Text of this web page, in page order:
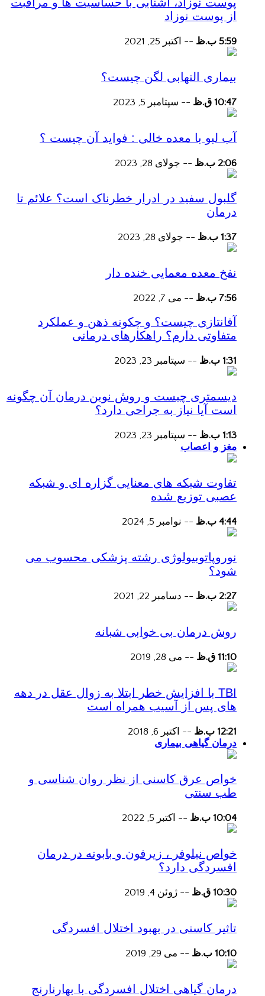
از پوست نوزاد
5:59 ب.ظ -- اکتبر 25, 2021
بیماری التهابی لگن چیست؟
10:47 ق.ظ -- سپتامبر 5, 2023
آب لبو با معده خالی : فواید آن چیست ؟
2:06 ب.ظ -- جولای 28, 2023
گلبول سفید در ادرار خطرناک است؟ علائم تا
درمان
1:37 ب.ظ -- جولای 28, 2023
نفخ معده معمایی خنده دار
7:56 ب.ظ -- می 7, 2022
آفانتازی چیست؟ و چکونه ذهن و عملکرد
متفاوتی دارم؟ راهکارهای درمانی
1:31 ب.ظ -- سپتامبر 23, 2023
دیسمتری چیست و روش نوین درمان آن چگونه
است آیا نیاز به جراحی دارد؟
1:13 ب.ظ -- سپتامبر 23, 2023
مغز و اعصاب
تفاوت شبکه های معنایی گزاره ای و شبکه
عصبی توزیع شده
4:44 ب.ظ -- نوامبر 5, 2024
نوروپاتوبیولوژی رشته پزشکی محسوب می
شود؟
2:27 ب.ظ -- دسامبر 22, 2021
روش درمان بی خوابی شبانه
11:10 ق.ظ -- می 28, 2019
TBI با افزایش خطر ابتلا به زوال عقل در دهه
های پس از آسیب همراه است
12:21 ب.ظ -- اکتبر 6, 2018
درمان گیاهی بیماری
خواص عرق کاسنی از نظر روان شناسی و
طب سنتی
10:04 ب.ظ -- اکتبر 5, 2022
خواص نیلوفر ، زیرفون و بابونه در درمان
افسردگی دارد؟
10:30 ق.ظ -- ژوئن 4, 2019
تاثیر کاسنی در بهبود اختلال افسردگی
10:10 ب.ظ -- می 29, 2019
درمان گیاهی اختلال افسردگی با بهارنارنج